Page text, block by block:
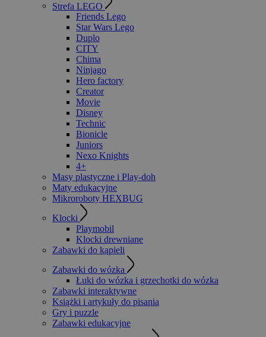
Strefa LEGO
Friends Lego
Star Wars Lego
Duplo
CITY
Chima
Ninjago
Hero factory
Creator
Movie
Disney
Technic
Bionicle
Juniors
Nexo Knights
4+
Masy plastyczne i Play-doh
Maty edukacyjne
Mikroroboty HEXBUG
Klocki
Playmobil
Klocki drewniane
Zabawki do kąpieli
Zabawki do wózka
Łuki do wózka i grzechotki do wózka
Zabawki interaktywne
Książki i artykuły do pisania
Gry i puzzle
Zabawki edukacyjne